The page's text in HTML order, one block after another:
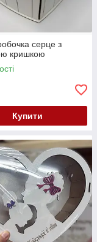
серце з
кришкою
Купити